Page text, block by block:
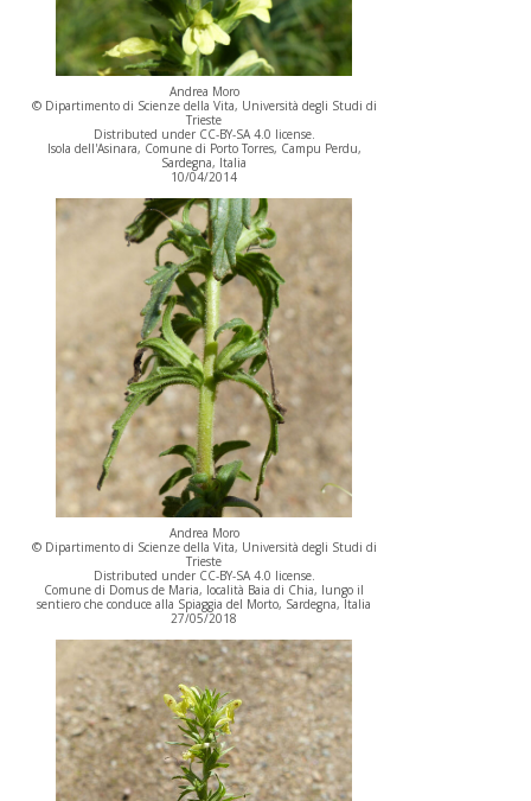
Andrea Moro
© Dipartimento di Scienze della Vita, Università degli Studi di
Trieste
Distributed under CC-BY-SA 4.0 license.
Isola dell'Asinara, Comune di Porto Torres, Campu Perdu,
Sardegna, Italia
10/04/2014
Andrea Moro
© Dipartimento di Scienze della Vita, Università degli Studi di
Trieste
Distributed under CC-BY-SA 4.0 license.
Comune di Domus de Maria, località Baia di Chia, lungo il
sentiero che conduce alla Spiaggia del Morto, Sardegna, Italia
27/05/2018